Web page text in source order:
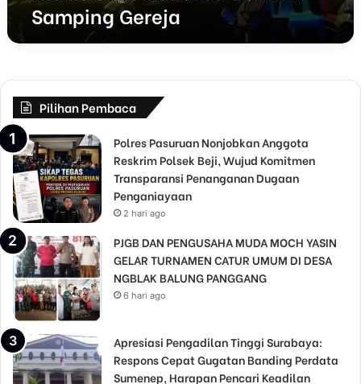
u
n
B
k
a
D
S
m
p
n
G
e
r
e
Samping Gereja
Pilihan Pembaca
Polres Pasuruan Nonjobkan Anggota
Reskrim Polsek Beji, Wujud Komitmen
Transparansi Penanganan Dugaan
Penganiayaan
2 hari ago
PJGB DAN PENGUSAHA MUDA MOCH YASIN
GELAR TURNAMEN CATUR UMUM DI DESA
NGBLAK BALUNG PANGGANG
6 hari ago
Apresiasi Pengadilan Tinggi Surabaya:
Respons Cepat Gugatan Banding Perdata
Sumenep, Harapan Pencari Keadilan